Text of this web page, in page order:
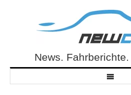
NewCarz.deNews.